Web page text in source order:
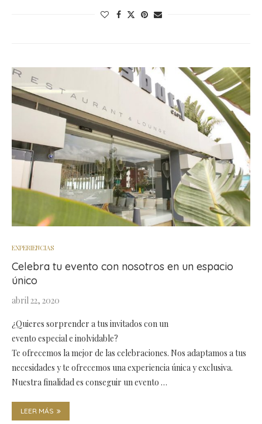
EXPERIENCIAS
Celebra tu evento con nosotros en un espacio
único
abril 22, 2020
¿Quieres sorprender a tus invitados con un
evento especial e inolvidable?
Te ofrecemos la mejor de las celebraciones. Nos adaptamos a tus
necesidades y te ofrecemos una experiencia única y exclusiva.
Nuestra finalidad es conseguir un evento …
LEER MÁS